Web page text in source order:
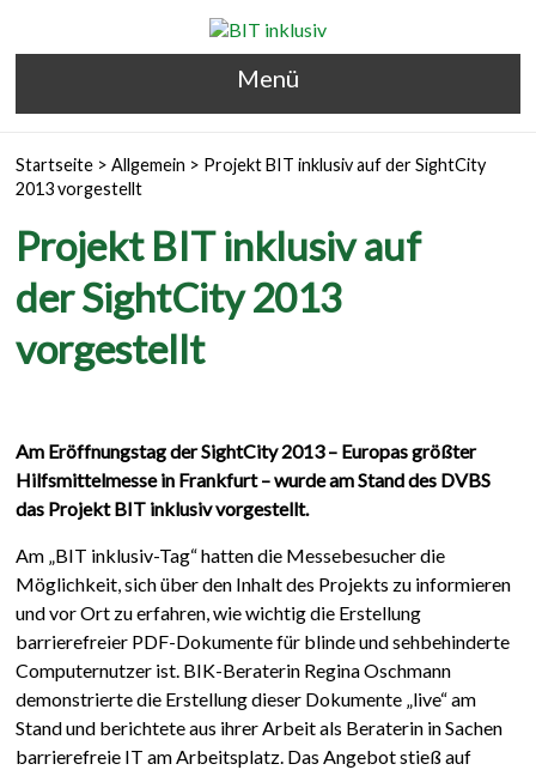
Menü
Startseite >Allgemein > Projekt BIT inklusiv auf der SightCity
2013 vorgestellt
Projekt BIT inklusiv auf
der SightCity 2013
vorgestellt
Am Eröffnungstag der SightCity 2013 – Europas größter
Hilfsmittelmesse in Frankfurt – wurde am Stand des DVBS
das Projekt BIT inklusiv vorgestellt.
Am „BIT inklusiv-Tag“ hatten die Messebesucher die
Möglichkeit, sich über den Inhalt des Projekts zu informieren
und vor Ort zu erfahren, wie wichtig die Erstellung
barrierefreier PDF-Dokumente für blinde und sehbehinderte
Computernutzer ist. BIK-Beraterin Regina Oschmann
demonstrierte die Erstellung dieser Dokumente „live“ am
Stand und berichtete aus ihrer Arbeit als Beraterin in Sachen
barrierefreie IT am Arbeitsplatz. Das Angebot stieß auf